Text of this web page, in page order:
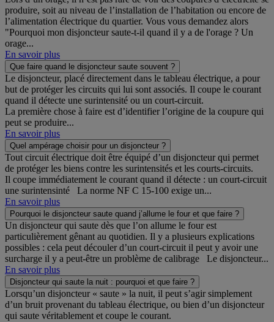
produire, soit au niveau de l’installation de l’habitation ou encore de
l’alimentation électrique du quartier. Vous vous demandez alors
"Pourquoi mon disjoncteur saute-t-il quand il y a de l'orage ? Un
orage...
En savoir plus
Que faire quand le disjoncteur saute souvent ?
Le disjoncteur, placé directement dans le tableau électrique, a pour
but de protéger les circuits qui lui sont associés. Il coupe le courant
quand il détecte une surintensité ou un court-circuit.
La première chose à faire est d’identifier l’origine de la coupure qui
peut se produire...
En savoir plus
Quel ampérage choisir pour un disjoncteur ?
Tout circuit électrique doit être équipé d’un disjoncteur qui permet
de protéger les biens contre les surintensités et les courts-circuits.
Il coupe immédiatement le courant quand il détecte : un court-circuit
une surintensinté La norme NF C 15-100 exige un...
En savoir plus
Pourquoi le disjoncteur saute quand j’allume le four et que faire ?
Un disjoncteur qui saute dès que l’on allume le four est
particulièrement gênant au quotidien. Il y a plusieurs explications
possibles : cela peut découler d’un court-circuit il peut y avoir une
surcharge il y a peut-être un problème de calibrage Le disjoncteur...
En savoir plus
Disjoncteur qui saute la nuit : pourquoi et que faire ?
Lorsqu’un disjoncteur « saute » la nuit, il peut s’agir simplement
d’un bruit provenant du tableau électrique, ou bien d’un disjoncteur
qui saute véritablement et coupe le courant.